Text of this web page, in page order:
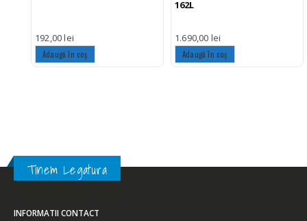
192,00lei
Adaugă în coș
162L
1.690,00 lei
Adaugă în coș
Tinem Legatura
INFORMATII CONTACT